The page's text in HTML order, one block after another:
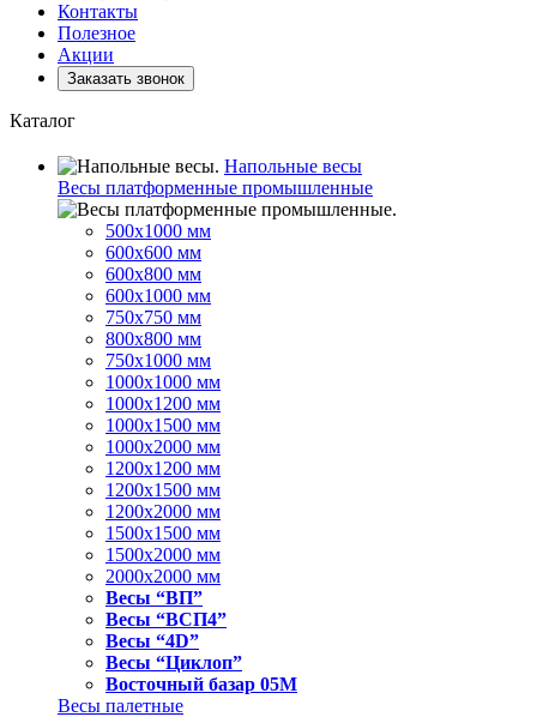
Контакты
Полезное
Акции
Заказать звонок
Каталог
Напольные весы
Весы платформенные промышленные
500x1000 мм
600x600 мм
600x800 мм
600x1000 мм
750x750 мм
800x800 мм
750x1000 мм
1000x1000 мм
1000x1200 мм
1000x1500 мм
1000x2000 мм
1200x1200 мм
1200x1500 мм
1200x2000 мм
1500x1500 мм
1500x2000 мм
2000x2000 мм
Весы “ВП”
Весы “ВСП4”
Весы “4D”
Весы “Циклоп”
Восточный базар 05M
Весы палетные